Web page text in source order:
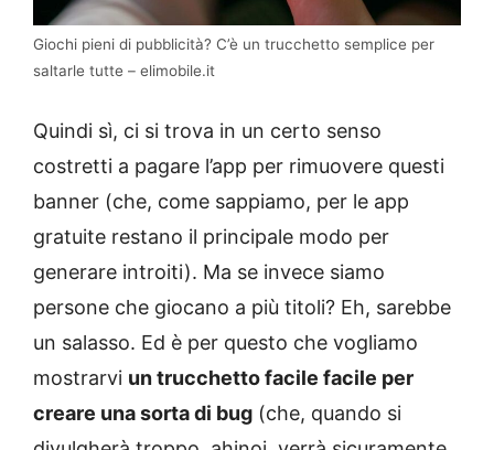
Giochi pieni di pubblicità? C’è un trucchetto semplice per
saltarle tutte – elimobile.it
Quindi sì, ci si trova in un certo senso
costretti a pagare l’app per rimuovere questi
banner (che, come sappiamo, per le app
gratuite restano il principale modo per
generare introiti). Ma se invece siamo
persone che giocano a più titoli? Eh, sarebbe
un salasso. Ed è per questo che vogliamo
mostrarvi un trucchetto facile facile per
creare una sorta di bug (che, quando si